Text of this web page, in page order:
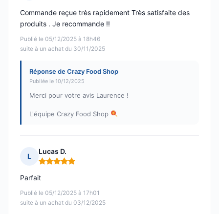
Publié le 05/12/2025 à 18h46
suite à un achat du 30/11/2025
Commande reçue très rapidement Très satisfaite des
produits . Je recommande !!
Réponse de Crazy Food Shop
Publiée le 10/12/2025
Merci pour votre avis Laurence !
L'équipe Crazy Food Shop
L
Lucas D.
Note : 5 sur 5
Publié le 05/12/2025 à 17h01
suite à un achat du 03/12/2025
Parfait